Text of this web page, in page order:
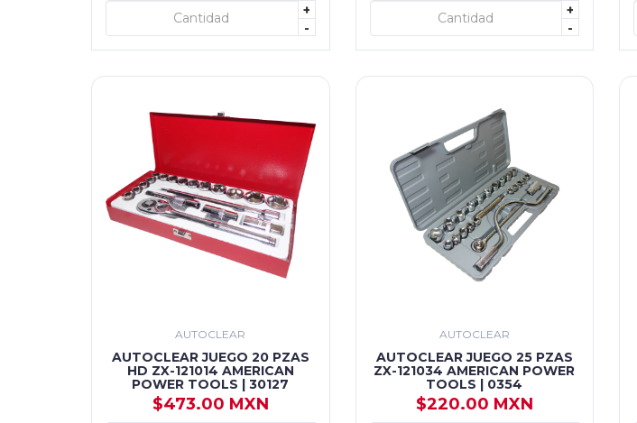
+
-
+ AGREGAR
+
-
+ AGREGAR
AUTOCLEAR
AUTOCLEAR JUEGO 20 PZAS
HD ZX-121014 AMERICAN
POWER TOOLS | 30127
$473.00 MXN
AUTOCLEAR
AUTOCLEAR JUEGO 25 PZAS
ZX-121034 AMERICAN POWER
TOOLS | 0354
$220.00 MXN